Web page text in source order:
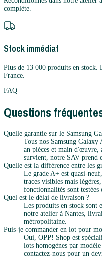
complète.
Stock immédiat
Plus de 13 000 produits en stock.
France.
FAQ
Questions
Quelle garantie sur le Samsung
Tous nos Samsung
an pièces et main d'œuvre,
survient, notre SAV prend
Quelle est la différence entre les
Le grade A+ est quasi-
traces visibles mais
fonctionnalités sont testées
Quel est le délai de livraison ?
Les produits en stock sont
notre atelier à Nantes,
métropolitaine.
Puis-je commander en lot pour
Oui, OPP! Shop est
lots homogènes par
contactez-nous pour un